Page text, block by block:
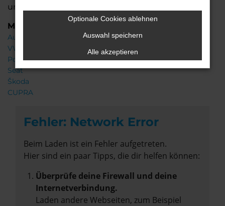
und dem Service, den wir Ihnen bieten!
Marken
Audi
VW
Porsche
Seat
Škoda
CUPRA
Fehler: Network Error
Beim Laden ist ein Fehler aufgetreten.
Hier sind ein paar Tipps, die dir helfen können:
Überprüfe deine Firewall und deine
Internetverbindung.
Laden andere Webseiten, zum Beispiel
Optionale Cookies ablehnen
Auswahl speichern
Alle akzeptieren